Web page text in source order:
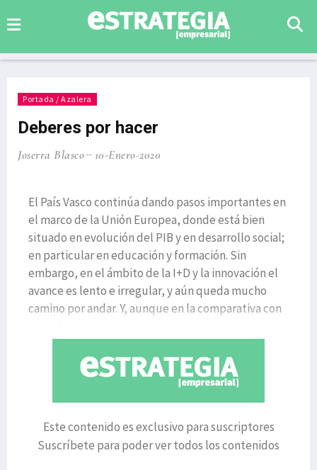
Portada / Azalera
Deberes por hacer
Joserra Blasco 10-Enero-2020
El País Vasco continúa dando pasos importantes en
el marco de la Unión Europea, donde está bien
situado en evolución del PIB y en desarrollo social;
en particular en educación y formación. Sin
embargo, en el ámbito de la I+D y la innovación el
avance es lento e irregular, y aún queda mucho
camino por andar. Y, aunque en la comparativa con
Este contenido es exclusivo para suscriptores
Suscríbete para poder ver todos los contenidos